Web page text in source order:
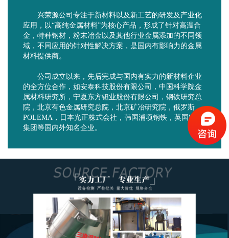
兴荣源公司专注于新材料以及新工艺的研发及产业化
应用，以“高纯金属材料”为核心产品，形成了针对高温合
金，特种钢材，粉末冶金以及其他行业金属添加的不同领
域，不同应用的针对性解决方案，是国内有影响力的金属
材料提供商。
公司成立以来，先后完成与国内有实力的新材料企业
的全方位合作，如安泰科技股份有限公司，中国科学院金
属材料研究所，宁夏东方钽业股份有限公司，钢铁研究总
院，北京有色金属研究总院，北京矿冶研究院，俄罗斯
POLEMA，日本光正株式会社，韩国浦项钢铁，英国WA
集团等国内外知名企业。